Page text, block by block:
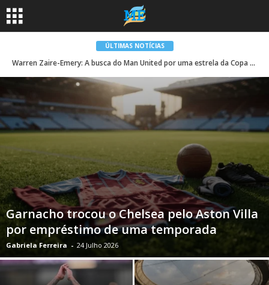
ÚLTIMAS NOTÍCIAS
Warren Zaire-Emery: A busca do Man United por uma estrela da Copa do Mundo está mudando – notícias do Man United e notícias de...
Garnacho trocou o Chelsea pelo Aston Villa
por empréstimo de uma temporada
Gabriela Ferreira - 24 Julho 2026